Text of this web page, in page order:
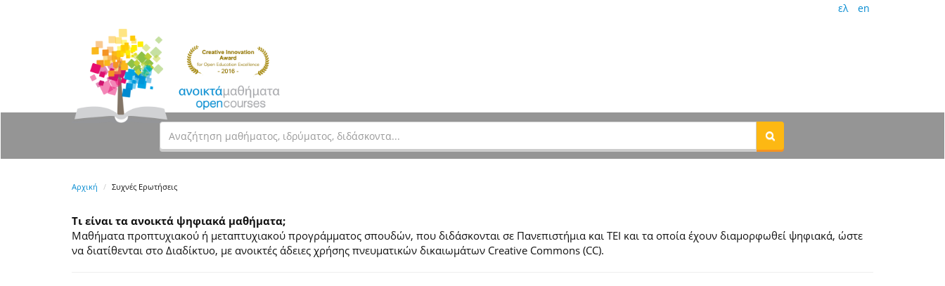
ελ en
Αρχική Συχνές Ερωτήσεις
Τι είναι τα ανοικτά ψηφιακά μαθήματα;
Μαθήματα προπτυχιακού ή μεταπτυχιακού προγράμματος σπουδών, που διδάσκονται σε Πανεπιστήμια και ΤΕΙ και τα οποία έχουν διαμορφωθεί ψηφιακά, ώστε
να διατίθενται στο Διαδίκτυο, με ανοικτές άδειες χρήσης πνευματικών δικαιωμάτων Creative Commons (CC).